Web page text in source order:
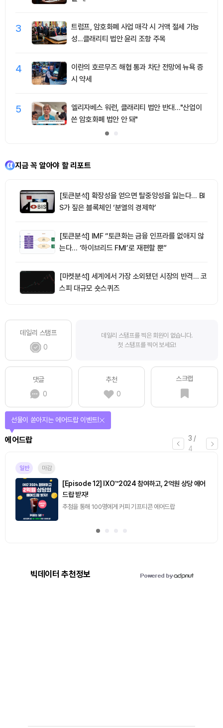
3
트럼프, 암호화폐 사업 매각 시 거액 절세 가능
성...클래리티 법안 윤리 조항 주목
4
이란의 호르무즈 해협 통과 차단 전망에 뉴욕 증
시 약세
5
엘리자베스 워런, 클래리티 법안 반대…"산업이
쓴 암호화폐 법안 안 돼"
지금 꼭 알아야 할 리포트
[토큰분석] 확장성을 얻으면 탈중앙성을 잃는다… BI
S가 짚은 블록체인 ‘분열의 경제학’
[토큰분석] IMF “토큰화는 금융 인프라를 없애지 않
는다… ‘하이브리드 FMI’로 재편할 뿐”
[마켓분석] 세계에서 가장 소외됐던 시장의 반격… 코
스피 대규모 숏스퀴즈
데일리 스탬프
0
데일리 스탬프를 찍은 회원이 없습니다.
첫 스탬프를 찍어 보세요!
댓글
0
추천
0
스크랩
3 /
4
에어드랍
선물이 쏟아지는 에어드랍 이벤트!
일반 마감
[Episode 12] IXO™2024 참여하고, 2억원 상당 에어
드랍 받자!
추첨을 통해 100명에게 커피 기프티콘 에어드랍
빅데이터 추천정보